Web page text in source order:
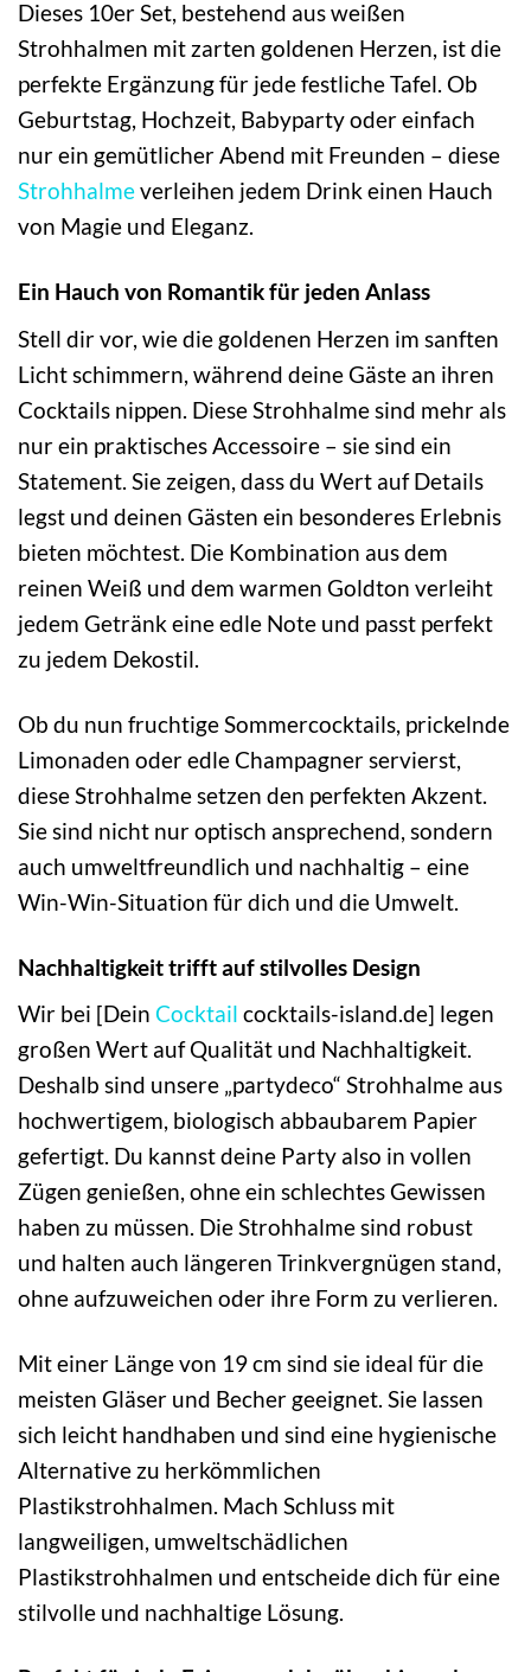
Dieses 10er Set, bestehend aus weißen
Strohhalmen mit zarten goldenen Herzen, ist die
perfekte Ergänzung für jede festliche Tafel. Ob
Geburtstag, Hochzeit, Babyparty oder einfach
nur ein gemütlicher Abend mit Freunden – diese
Strohhalmeverleihen jedem Drink einen Hauch
von Magie und Eleganz.
Ein Hauch von Romantik für jeden Anlass
Stell dir vor, wie die goldenen Herzen im sanften
Licht schimmern, während deine Gäste an ihren
Cocktails nippen. Diese Strohhalme sind mehr als
nur ein praktisches Accessoire – sie sind ein
Statement. Sie zeigen, dass du Wert auf Details
legst und deinen Gästen ein besonderes Erlebnis
bieten möchtest. Die Kombination aus dem
reinen Weiß und dem warmen Goldton verleiht
jedem Getränk eine edle Note und passt perfekt
zu jedem Dekostil.
Ob du nun fruchtige Sommercocktails, prickelnde
Limonaden oder edle Champagner servierst,
diese Strohhalme setzen den perfekten Akzent.
Sie sind nicht nur optisch ansprechend, sondern
auch umweltfreundlich und nachhaltig – eine
Win-Win-Situation für dich und die Umwelt.
Nachhaltigkeit trifft auf stilvolles Design
Wir bei [Dein Cocktail cocktails-island.de] legen
großen Wert auf Qualität und Nachhaltigkeit.
Deshalb sind unsere „partydeco“ Strohhalme aus
hochwertigem, biologisch abbaubarem Papier
gefertigt. Du kannst deine Party also in vollen
Zügen genießen, ohne ein schlechtes Gewissen
haben zu müssen. Die Strohhalme sind robust
und halten auch längeren Trinkvergnügen stand,
ohne aufzuweichen oder ihre Form zu verlieren.
Mit einer Länge von 19 cm sind sie ideal für die
meisten Gläser und Becher geeignet. Sie lassen
sich leicht handhaben und sind eine hygienische
Alternative zu herkömmlichen
Plastikstrohhalmen. Mach Schluss mit
langweiligen, umweltschädlichen
Plastikstrohhalmen und entscheide dich für eine
stilvolle und nachhaltige Lösung.